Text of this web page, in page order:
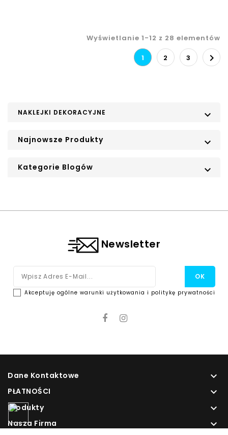
Wyświetlanie 1-12 z 28 elementów
1 2 3 
NAKLEJKI DEKORACYJNE 
Najnowsze Produkty 
Kategorie Blogów 
Newsletter
Akceptuję ogólne warunki użytkowania i politykę prywatności
Dane Kontaktowe 
PŁATNOŚCI 
Produkty 
Nasza Firma 